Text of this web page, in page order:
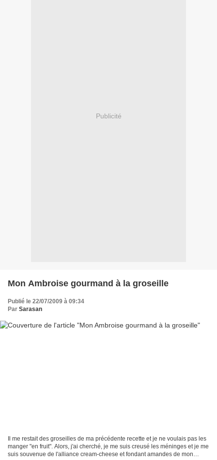
Publicité
Mon Ambroise gourmand à la groseille
Publié le 22/07/2009 à 09:34
Par Sarasan
Il me restait des groseilles de ma précédente recette et je ne voulais pas les
manger "en fruit". Alors, j'ai cherché, je me suis creusé les méninges et je me
suis souvenue de l'alliance cream-cheese et fondant amandes de mon